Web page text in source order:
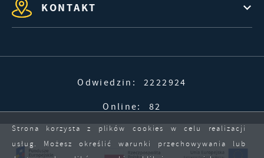
KONTAKT
Odwiedzin: 2222924
Online: 82
Strona korzysta z plików cookies w celu realizacji
usług. Możesz określić warunki przechowywania lub